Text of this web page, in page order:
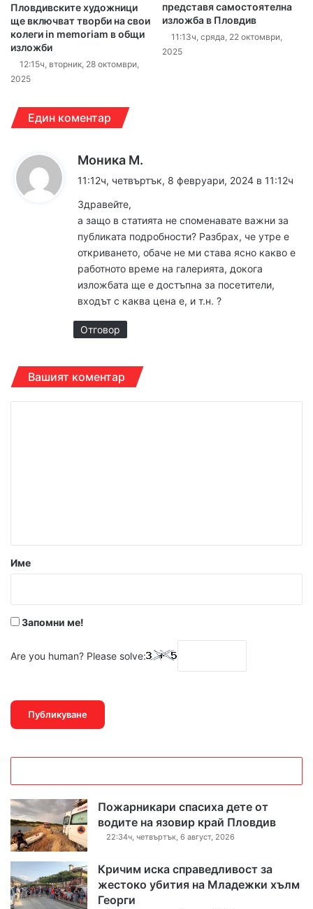
Пловдивските художници
ще включват творби на свои
колеги in memoriam в общи
изложби
12:15ч, вторник, 28 октомври,
2025
представя самостоятелна
изложба в Пловдив
11:13ч, сряда, 22 октомври,
2025
Един коментар
Моника М.
:
11:12ч, четвъртък, 8 февруари, 2024 в 11:12ч
Здравейте,
а защо в статията не споменавате важни за
публиката подробности? Разбрах, че утре е
откриването, обаче не ми става ясно какво е
работното време на галерията, докога
изложбата ще е достъпна за посетители,
входът с каква цена е, и т.н. ?
Отговор
Вашият коментар
р
Име
Запомни ме!
Are you human? Please solve:
Пожарникари спасиха дете от
водите на язовир край Пловдив
22:34ч, четвъртък, 6 август, 2026
Кричим иска справедливост за
жестоко убития на Младежки хълм
Георги